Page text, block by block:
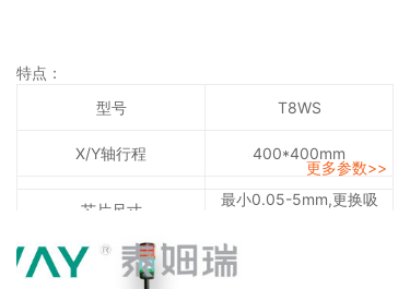
特点：
型号
T8WS
X/Y轴行程 400*400mm
芯片尺寸
最小0.05-5mm,更换吸
芯片厚度
0.05-2mm厚的芯片或
更多参数>>